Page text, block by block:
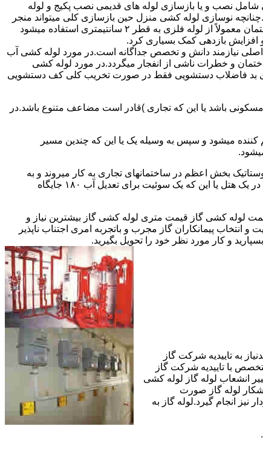
نصب و یا بازسازی لوله های قدیمی نصب پکیج و لوله
نوسازی لوله کشی منزل حین بازسازی کلی میتواند منجر
به افزایش فشار آب مصرفی و آب شوفاژ شود که این امر راندامان شوفاژ در منزل را افزایش میدهد.از آنجایی که برای لوله کشی داخلی ساختمان معمولاً از لوله فلزی به قطر ۲ سانتیمتری استفاده میشود
بازدهی کمک بسیاری کرد.
نیازمند دانش و تخصص جداگانه است.در مورد لوله کشی آب
و خطرات ناشی از انفجار میگردد.در مورد لوله کشی
بد فاضلاب دستشویی فقط در صورت تخریب کلی کف دستشویی
باشد یا این که تجاری )قادر است مضاعف متنوع باشد.در
میشود و سپس به وسیله یک یا این که چندین مسیر
بخش اعظم در ساختمانهای تجاری به کار میروند و به
مقادیر آب متعددی نیاز دارا هستند.این شیرها آب خروجی از دیگ یا این که آبگرمکن را به دمای پایینتری تعدیل میکنند.مثلا یک شیر دارای اهمیت در یک هتل یا این که یک سوئیت برای تعدیل آب ۱۸۰ جایگاه
لوله کشی گاز قیمت متری لوله کشی گاز بیشترین نیاز و
پیمانکاران گاز مجرب و باتجربه امری اجتناب ناپذیر
و کار مورد نظر خود را تحویل بگیرید.
به تاییدیه شرکت گاز
با تاییدیه شرکت گاز
انشعاب لوله گاز لوله کشی
لوله گاز صورت
نیز انجام گیرد.لوله گاز به